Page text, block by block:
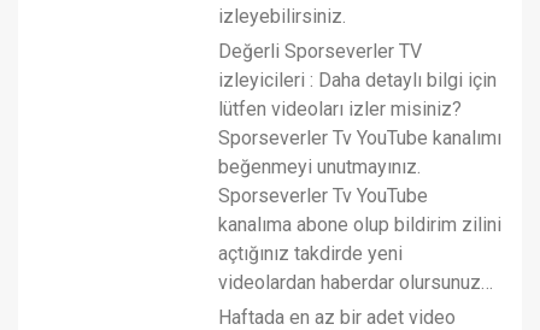
izleyebilirsiniz.
Değerli Sporseverler TV
izleyicileri : Daha detaylı bilgi için
lütfen videoları izler misiniz?
Sporseverler Tv YouTube kanalımı
beğenmeyi unutmayınız.
Sporseverler Tv YouTube
kanalıma abone olup bildirim zilini
açtığınız takdirde yeni
videolardan haberdar olursunuz…
Haftada en az bir adet video